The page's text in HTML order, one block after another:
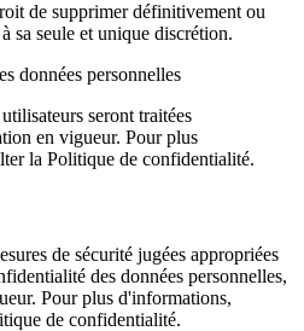
de supprimer définitivement ou
sa seule et unique discrétion.
données personnelles
seront traitées
en vigueur. Pour plus
la Politique de confidentialité.
de sécurité jugées appropriées
des données personnelles,
Pour plus d'informations,
de confidentialité.